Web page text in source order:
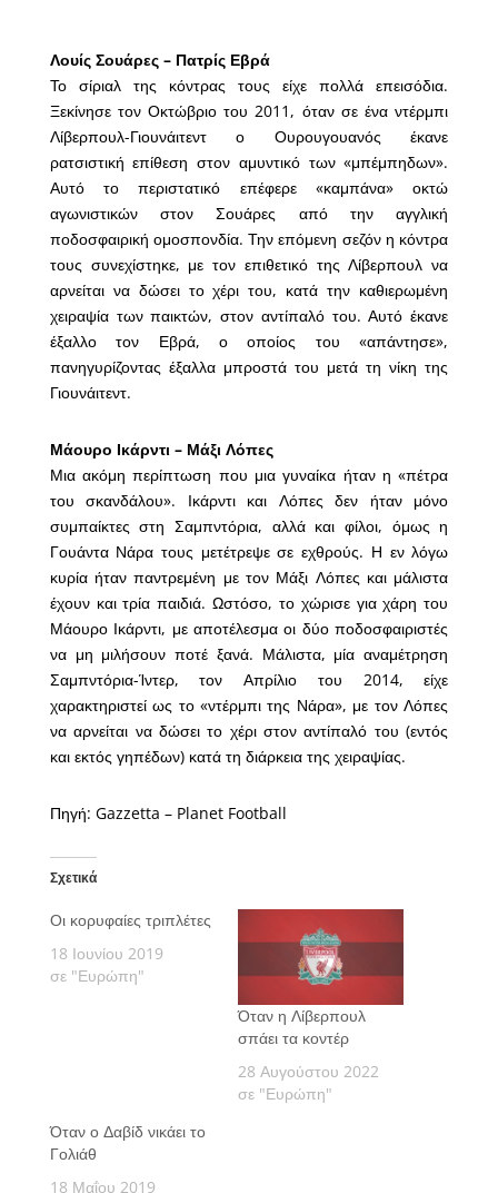
Λουίς Σουάρες – Πατρίς Εβρά
Το σίριαλ της κόντρας τους είχε πολλά επεισόδια.
Ξεκίνησε τον Οκτώβριο του 2011, όταν σε ένα ντέρμπι
Λίβερπουλ-Γιουνάιτεντ ο Ουρουγουανός έκανε
ρατσιστική επίθεση στον αμυντικό των «μπέμπηδων».
Αυτό το περιστατικό επέφερε «καμπάνα» οκτώ
αγωνιστικών στον Σουάρες από την αγγλική
ποδοσφαιρική ομοσπονδία. Την επόμενη σεζόν η κόντρα
τους συνεχίστηκε, με τον επιθετικό της Λίβερπουλ να
αρνείται να δώσει το χέρι του, κατά την καθιερωμένη
χειραψία των παικτών, στον αντίπαλό του. Αυτό έκανε
έξαλλο τον Εβρά, ο οποίος του «απάντησε»,
πανηγυρίζοντας έξαλλα μπροστά του μετά τη νίκη της
Γιουνάιτεντ.
Μάουρο Ικάρντι – Μάξι Λόπες
Μια ακόμη περίπτωση που μια γυναίκα ήταν η «πέτρα
του σκανδάλου». Ικάρντι και Λόπες δεν ήταν μόνο
συμπαίκτες στη Σαμπντόρια, αλλά και φίλοι, όμως η
Γουάντα Νάρα τους μετέτρεψε σε εχθρούς. Η εν λόγω
κυρία ήταν παντρεμένη με τον Μάξι Λόπες και μάλιστα
έχουν και τρία παιδιά. Ωστόσο, το χώρισε για χάρη του
Μάουρο Ικάρντι, με αποτέλεσμα οι δύο ποδοσφαιριστές
να μη μιλήσουν ποτέ ξανά. Μάλιστα, μία αναμέτρηση
Σαμπντόρια-Ίντερ, τον Απρίλιο του 2014, είχε
χαρακτηριστεί ως το «ντέρμπι της Νάρα», με τον Λόπες
να αρνείται να δώσει το χέρι στον αντίπαλό του (εντός
και εκτός γηπέδων) κατά τη διάρκεια της χειραψίας.
Πηγή: Gazzetta – Planet Football
Σχετικά
Οι κορυφαίες τριπλέτες
18 Ιουνίου 2019
σε "Ευρώπη"
Όταν η Λίβερπουλ
σπάει τα κοντέρ
28 Αυγούστου 2022
σε "Ευρώπη"
Όταν ο Δαβίδ νικάει το
Γολιάθ
18 Μαΐου 2019